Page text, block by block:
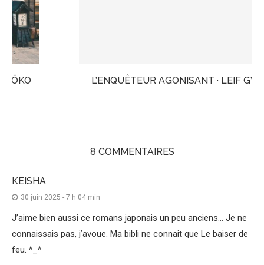
L’ENQUÊTEUR AGONISANT · LEIF GW PERSSON
8 COMMENTAIRES
KEISHA
30 juin 2025 - 7 h 04 min
J’aime bien aussi ce romans japonais un peu anciens… Je ne
connaissais pas, j’avoue. Ma bibli ne connait que Le baiser de
feu. ^_^